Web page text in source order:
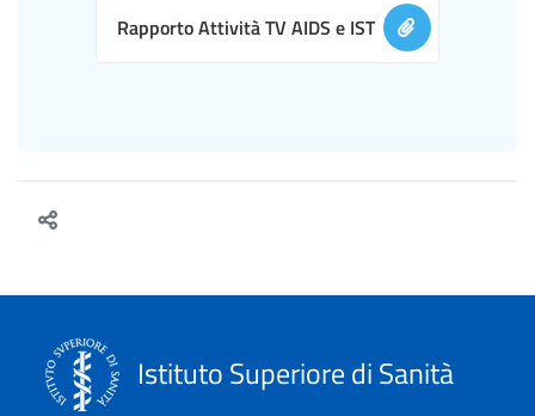
Rapporto Attività TV AIDS e IST
Istituto Superiore di Sanità